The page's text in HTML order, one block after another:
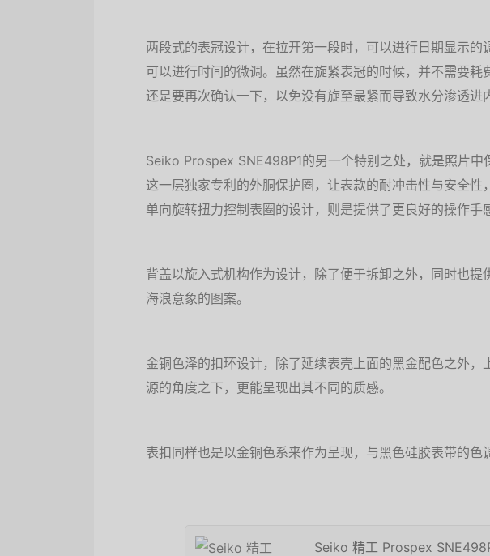
两段式的表冠设计，在拉开第一段时，可以进行日期显示
可以进行时间的微调。虽然在旋紧表冠的时候，并不需要
还是要再次确认一下，以免没有旋至最紧而导致水分渗透进
Seiko Prospex SNE498P1的另一个特别之处，就是照片中
这一层独家专利的外胴保护圈，让表款的耐冲击性与安全
单向旋转扭力控制表圈的设计，则是提供了更良好的操作手
背盖以旋入式机构作为设计，除了便于拆卸之外，同时也
海浪意象的图案。
金铜色泽的扣环设计，除了延续表壳上面的黑金配色之外
源的角度之下，更能呈现出其不同的质感。
表扣同样也是以金铜色系来作为呈现，与黑色硅胶表带的色
Seiko 精工 Prospex